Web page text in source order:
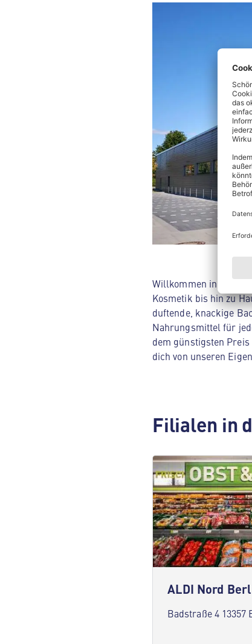
Willkommen in
Kosmetik bis hin zu
duftende, knackige
Nahrungsmittel für
dem günstigsten
dich von unseren
Filialen in
ALDI Nord
Badstraße 4 13357